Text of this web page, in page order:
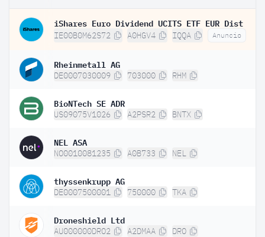
iShares Euro Dividend UCITS ETF EUR Dist
IE00B0M62S72 A0HGV4 IQQA Anuncio
Rheinmetall AG
DE0007030009 703000 RHM
BioNTech SE ADR
US09075V1026 A2PSR2 BNTX
NEL ASA
NO0010081235 A0B733 NEL
thyssenkrupp AG
DE0007500001 750000 TKA
Droneshield Ltd
AU000000DRO2 A2DMAA DRO